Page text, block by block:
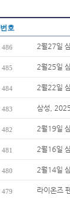
번호
486 2월27일
485 2월25일
484 2월22일
483 삼성,
482 2월19일
481 2월16일
480 2월14일
479 라이온즈